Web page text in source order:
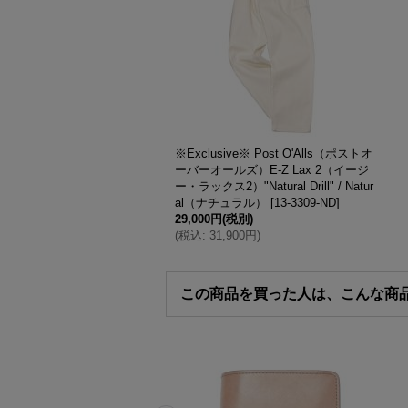
※Exclusive※ Post O'Alls（ポストオ
ーバーオールズ）E-Z Lax 2（イージ
ー・ラックス2）"Natural Drill" / Natur
al（ナチュラル）
[13-3309-ND]
29,000円(税別)
(税込: 31,900円)
この商品を買った人は、こんな商